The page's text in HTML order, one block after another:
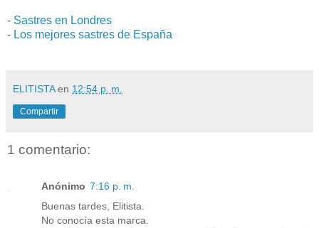
- Sastres en Londres
- Los mejores sastres de España
ELITISTA en 12:54 p. m.
Compartir
1 comentario:
Anónimo 7:16 p. m.
Buenas tardes, Elitista.
No conocía esta marca.